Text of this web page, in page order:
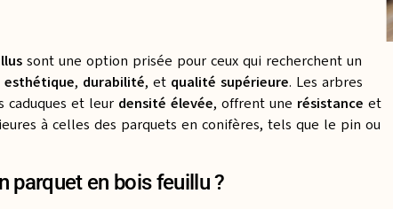
sont une option prisée pour ceux qui recherchent un
esthétique, durabilité, et qualité supérieure. Les arbres
caduques et leur densité élevée, offrent une résistance et
à celles des parquets en conifères, tels que le pin ou
parquet en bois feuillu ?